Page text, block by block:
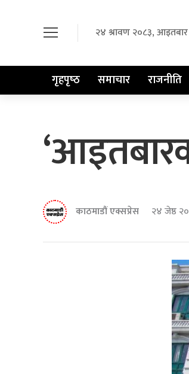
२४ श्रावण २०८३, आइतबार
गृहपृष्‍ठ समाचार राजनीति
काठमाडौं एक्सप्रेस २४ जेष्ठ